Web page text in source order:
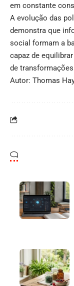
em constante
A evolução das
demonstra que
social formam a
capaz de
de
Autor: Thomas